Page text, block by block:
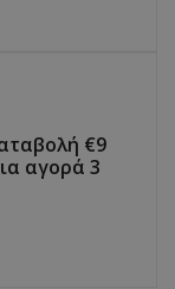
€9
αγορά 3